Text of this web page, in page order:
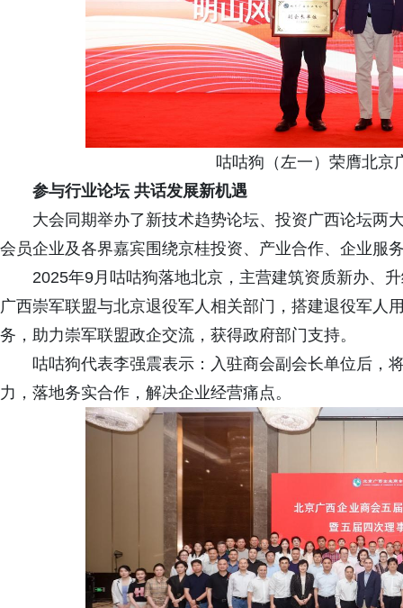
咕咕狗（左一）荣膺北京
参与行业论坛 共话发展新机遇
大会同期举办了新技术趋势论坛、投资广西论坛两
会员企业及各界嘉宾围绕京桂投资、产业合作、企业服
2025年9月咕咕狗落地北京，主营建筑资质新办、
广西崇军联盟与北京退役军人相关部门，搭建退役军人
务，助力崇军联盟政企交流，获得政府部门支持。
咕咕狗代表李强震表示：入驻商会副会长单位后，
力，落地务实合作，解决企业经营痛点。